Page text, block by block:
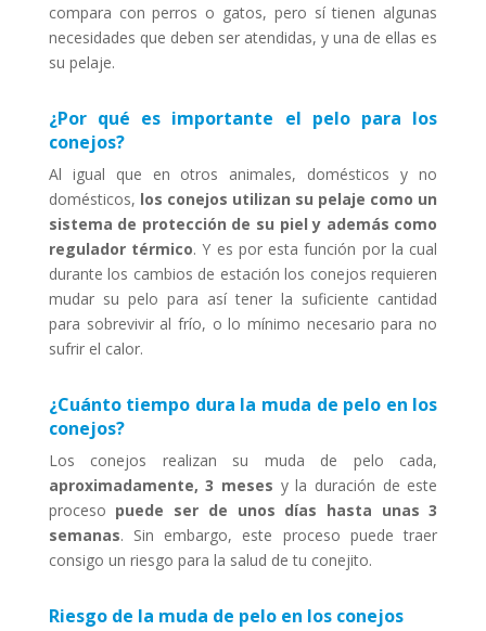
compara con perros o gatos, pero sí tienen algunas
necesidades que deben ser atendidas, y una de ellas es
su pelaje.
¿Por qué es importante el pelo para los
conejos?
Al igual que en otros animales, domésticos y no
domésticos, los conejos utilizan su pelaje como un
sistema de protección de su piel y además como
regulador térmico. Y es por esta función por la cual
durante los cambios de estación los conejos requieren
mudar su pelo para así tener la suficiente cantidad
para sobrevivir al frío, o lo mínimo necesario para no
sufrir el calor.
¿Cuánto tiempo dura la muda de pelo en los
conejos?
Los conejos realizan su muda de pelo cada,
aproximadamente, 3 meses y la duración de este
proceso puede ser de unos días hasta unas 3
semanas. Sin embargo, este proceso puede traer
consigo un riesgo para la salud de tu conejito.
Riesgo de la muda de pelo en los conejos